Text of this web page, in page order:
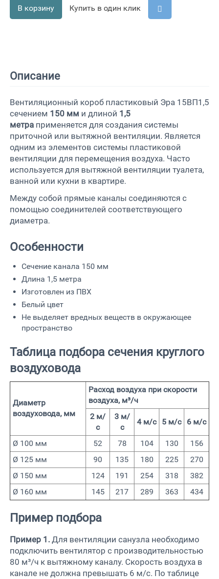
В корзину Купить в один клик
Описание
Вентиляционный короб пластиковый Эра 15ВП1,5
сечением 150 мм и длиной 1,5
метра применяется для создания системы
приточной или вытяжной вентиляции. Является
одним из элементов системы пластиковой
вентиляции для перемещения воздуха. Часто
используется для вытяжной вентиляции туалета,
ванной или кухни в квартире.
Между собой прямые каналы соединяются с
помощью соединителей соответствующего
диаметра.
Особенности
Сечение канала 150 мм
Длина 1,5 метра
Изготовлен из ПВХ
Белый цвет
Не выделяет вредных веществ в окружающее
пространство
Таблица подбора сечения круглого
воздуховода
Диаметр
воздуховода, мм
Расход воздуха при скорости
воздуха, м³/ч
2 м/
с
3 м/
с
4 м/с 5 м/с 6 м/с
Ø 100 мм 52 78 104 130
156
Ø 125 мм
90 135 180 225
270
Ø 150 мм
124 191 254 318
382
Ø 160 мм
145 217 289 363 434
Пример подбора
Пример 1. Для вентиляции санузла необходимо
подключить вентилятор с производительностью
80 м³/ч к вытяжному каналу. Скорость воздуха в
канале не должна превышать 6 м/с. По таблице